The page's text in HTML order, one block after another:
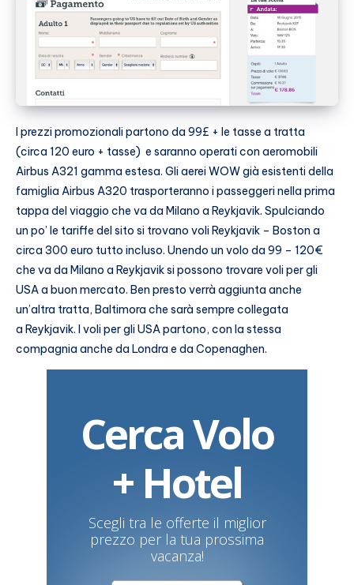
I prezzi promozionali partono da 99£ + le tasse a tratta
(circa 120 euro + tasse) e saranno operati con aeromobili
Airbus A321 gamma estesa. Gli aerei WOW già esistenti della
famiglia Airbus A320 trasporteranno i passeggeri nella prima
tappa del viaggio che va da Milano a Reykjavik. Spulciando
un po’ le tariffe del sito si trovano voli Reykjavik – Boston a
circa 300 euro tutto incluso. Unendo un volo da 99 – 120€
che va da Milano a Reykjavik si possono trovare voli per gli
USA a buon mercato. Ben presto verrà aggiunta anche
un’altra tratta, Baltimora che sarà sempre collegata
a Reykjavik. I voli per gli USA partono, con la stessa
compagnia anche da Londra e da Copenaghen.
Cerca Volo
+ Hotel
Scegli tra le offerte il miglior
prezzo per la tua prossima
vacanza!